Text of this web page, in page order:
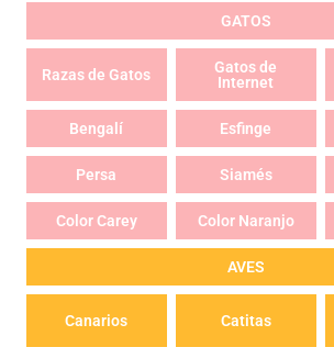
GATOS
Razas de Gatos
Gatos de
Internet
Bengalí Esfinge
Persa Siamés
Color Carey Color Naranjo
AVES
Canarios Catitas